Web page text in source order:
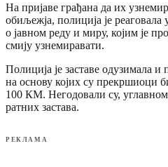
На пријаве грађана да их
обиљежја, полиција је реаговала
о јавном реду и миру, којим је
смију узнемиравати.
Полиција је заставе одузимала и
на основу којих су прекршиоци
100 КМ. Негодовали су,
ратних застава.
РЕКЛАМА